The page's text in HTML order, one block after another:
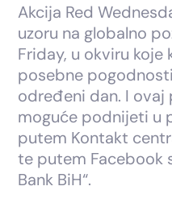
Akcija Red
uzoru na globalno
Friday, u okviru
posebne
određeni dan. I
moguće podnijeti u
putem Kontakt
te putem Facebook
Bank BiH“.